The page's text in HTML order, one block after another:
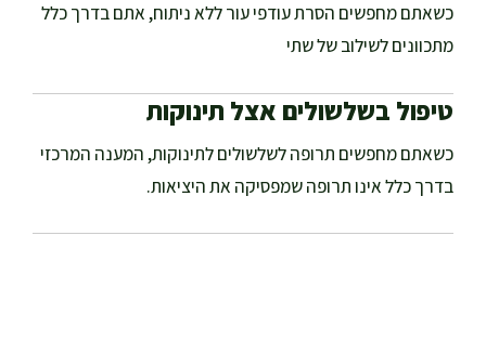
כשאתם מחפשים הסרת עודפי עור ללא ניתוח, אתם בדרך כלל
מתכוונים לשילוב של שתי
טיפול בשלשולים אצל תינוקות
כשאתם מחפשים תרופה לשלשולים לתינוקות, המענה המרכזי
בדרך כלל אינו תרופה שמפסיקה את היציאות.